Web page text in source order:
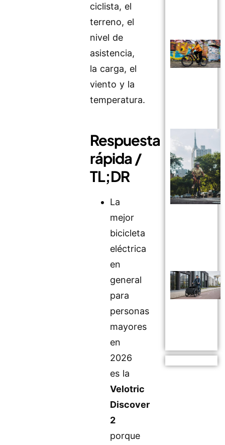
ciclista, el
terreno, el
nivel de
asistencia,
la carga, el
viento y la
temperatura.
Respuesta
rápida /
TL;DR
La
mejor
bicicleta
eléctrica
en
general
para
personas
mayores
en
2026
es la
Velotric
Discover
2
porque